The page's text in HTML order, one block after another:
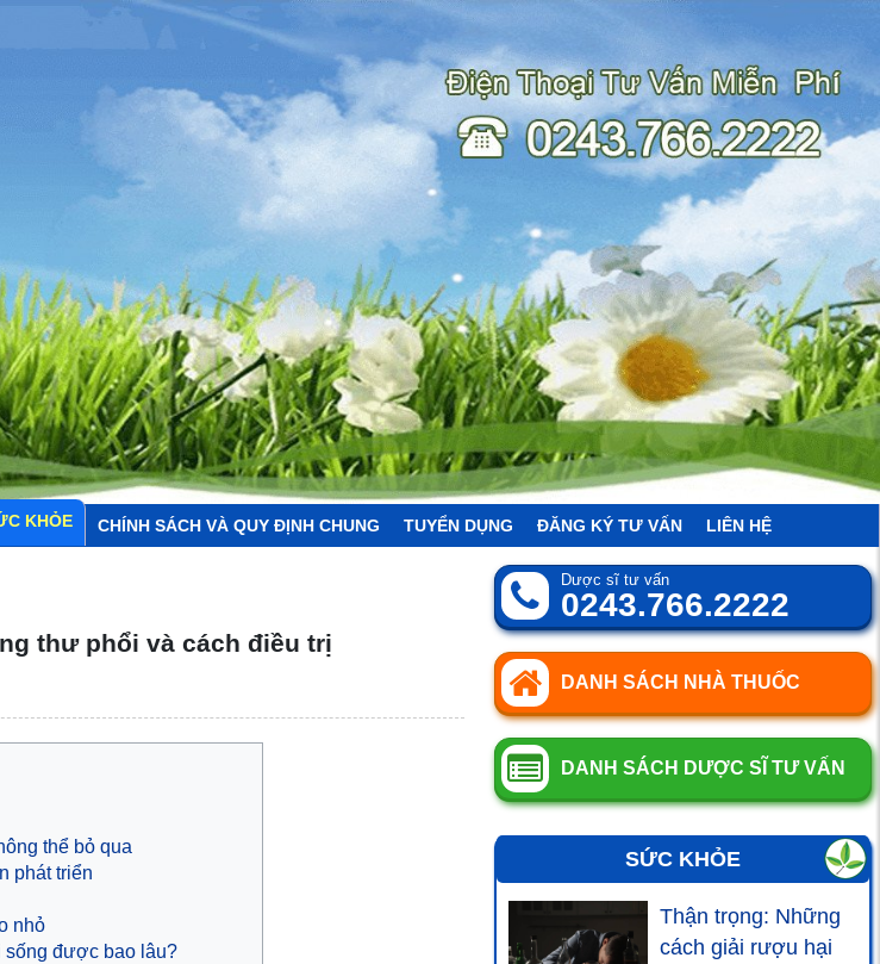
KHỎE CHÍNH SÁCH VÀ QUY ĐỊNH CHUNG TUYỂN DỤNG ĐĂNG KÝ TƯ VẤN LIÊN HỆ
thư phổi và cách điều trị
thể bỏ qua
phát triển
nhỏ
sống được bao lâu?
Dược sĩ tư vấn
0243.766.2222
DANH SÁCH NHÀ THUỐC
DANH SÁCH DƯỢC SĨ TƯ VẤN
SỨC KHỎE
Thận trọng: Những
cách giải rượu hại